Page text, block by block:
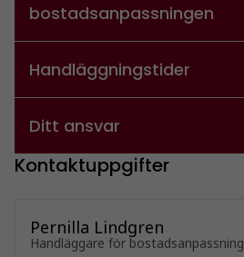
bostadsanpassningen
Handläggningstider
Ditt ansvar
Kontaktuppgifter
Pernilla Lindgren
Handläggare för bostadsanpassning